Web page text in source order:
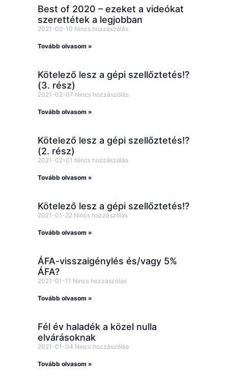
Best of 2020 – ezeket a videókat
szerettétek a legjobban
2021-02-10 Nincs hozzászólás
Tovább olvasom »
Kötelező lesz a gépi szellőztetés!?
(3. rész)
2021-02-07 Nincs hozzászólás
Tovább olvasom »
Kötelező lesz a gépi szellőztetés!?
(2. rész)
2021-02-01 Nincs hozzászólás
Tovább olvasom »
Kötelező lesz a gépi szellőztetés!?
2021-01-22 Nincs hozzászólás
Tovább olvasom »
ÁFA-visszaigénylés és/vagy 5%
ÁFA?
2021-01-11 Nincs hozzászólás
Tovább olvasom »
Fél év haladék a közel nulla
elvárásoknak
2021-01-04 Nincs hozzászólás
Tovább olvasom »